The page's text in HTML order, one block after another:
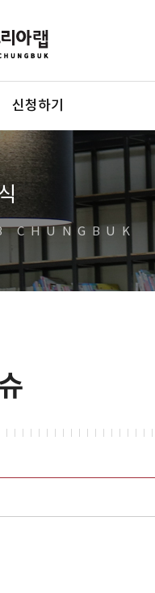
신청하기
CHUNGBUK